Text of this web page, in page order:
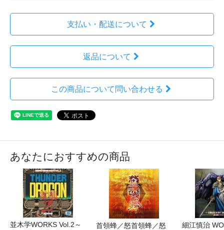
支払い・配送について
返品について
この商品について問い合わせる
あなたにおすすめの商品
並木学WORKS Vol.2～
首領蜂／怒首領蜂／怒
細江慎治